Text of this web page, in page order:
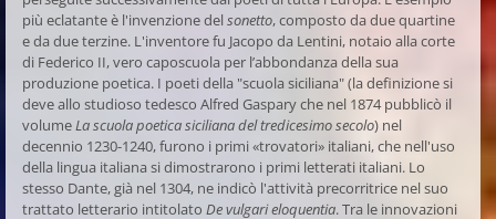
più eclatante è l'invenzione delsonetto, composto da due quartine
e da due terzine. L'inventore fu Jacopo da Lentini, notaio alla corte
di Federico II, vero caposcuola per l’abbondanza della sua
produzione poetica. I poeti della "scuola siciliana" (la definizione si
deve allo studioso tedesco Alfred Gaspary che nel 1874 pubblicò il
volumeLa scuola poetica siciliana del tredicesimo secolo) nel
decennio 1230-1240, furono i primi «trovatori» italiani, che nell'uso
della lingua italiana si dimostrarono i primi letterati italiani. Lo
stesso Dante, già nel 1304, ne indicò l'attività precorritrice nel suo
trattato letterario intitolato De vulgari eloquentia. Tra le innovazioni